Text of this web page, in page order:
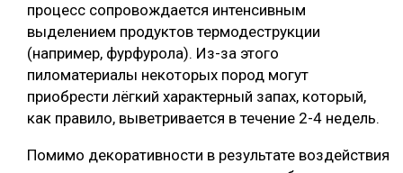
процесс сопровождается интенсивным
выделением продуктов термодеструкции
(например, фурфурола). Из-за этого
пиломатериалы некоторых пород могут
приобрести лёгкий характерный запах, который,
как правило, выветривается в течение 2-4 недель.
Помимо декоративности в результате воздействия